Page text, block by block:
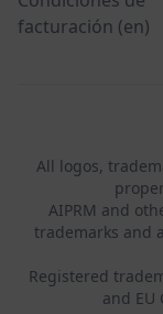
facturación (en)
All logos,
AIPRM and
trademarks and
Registered
and EU